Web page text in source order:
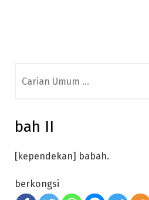
for:
bah II
[kependekan] babah.
berkongsi